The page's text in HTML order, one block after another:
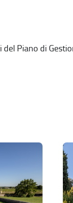
del Piano di